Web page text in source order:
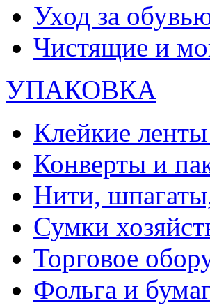
Уход за
Чистящие и
УПАКОВКА
Клейкие
Конверты и
Нити,
Сумки
Торговое
Фольга и